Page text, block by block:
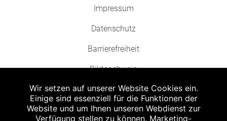
Impressum
Datenschutz
Barrierefreiheit
Bildnachweis
Wir setzen auf unserer Website Cookies ein.
Einige sind essenziell für die Funktionen der
Website und um Ihnen unseren Webdienst zur
Verfügung stellen zu können. Marketing-